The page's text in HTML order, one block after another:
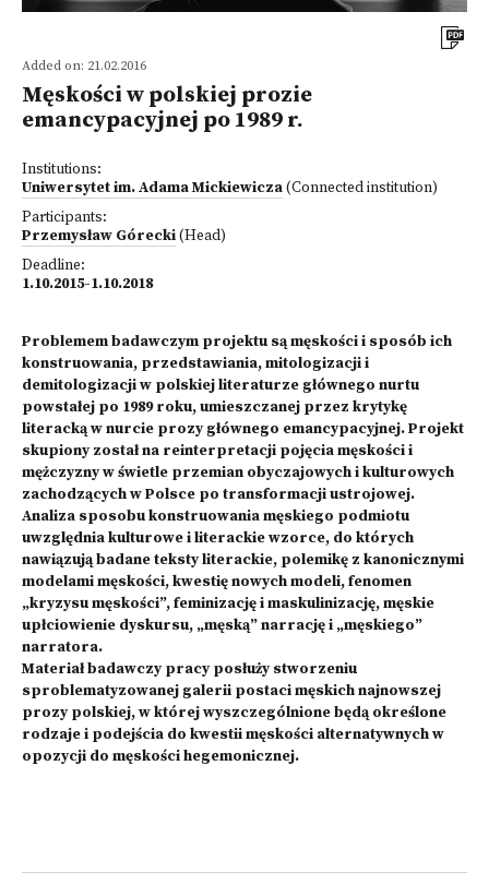
Added on: 21.02.2016
Męskości w polskiej prozie
emancypacyjnej po 1989 r.
Institutions:
Uniwersytet im. Adama Mickiewicza(Connected institution)
Participants:
Przemysław Górecki(Head)
Deadline:
1.10.2015-1.10.2018
Problemem badawczym projektu są męskości i sposób ich
konstruowania, przedstawiania, mitologizacji i
demitologizacji w polskiej literaturze głównego nurtu
powstałej po 1989 roku, umieszczanej przez krytykę
literacką w nurcie prozy głównego emancypacyjnej. Projekt
skupiony został na reinterpretacji pojęcia męskości i
mężczyzny w świetle przemian obyczajowych i kulturowych
zachodzących w Polsce po transformacji ustrojowej.
Analiza sposobu konstruowania męskiego podmiotu
uwzględnia kulturowe i literackie wzorce, do których
nawiązują badane teksty literackie, polemikę z kanonicznymi
modelami męskości, kwestię nowych modeli, fenomen
„kryzysu męskości”, feminizację i maskulinizację, męskie
upłciowienie dyskursu, „męską” narrację i „męskiego”
narratora.
Materiał badawczy pracy posłuży stworzeniu
sproblematyzowanej galerii postaci męskich najnowszej
prozy polskiej, w której wyszczególnione będą określone
rodzaje i podejścia do kwestii męskości alternatywnych w
opozycji do męskości hegemonicznej.